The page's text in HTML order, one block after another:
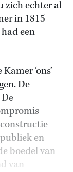
zich echter al
in 1815
een
‘ons’
De
en
boedel van
van